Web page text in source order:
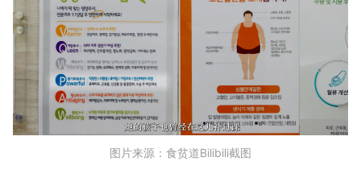
图片来源：食贫道Bilibili截图